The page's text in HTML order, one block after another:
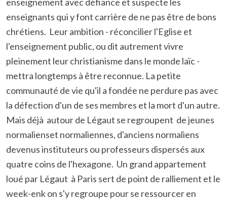
enseignants qui y font carrière de ne pas être de bons
chrétiens. Leur ambition - réconcilier l'Eglise et
l'enseignement public, ou dit autrement vivre
pleinement leur christianisme dans le monde laïc -
mettra longtemps à être reconnue. La petite
communauté de vie qu'il a fondée ne perdure pas avec
la défection d'un de ses membres et la mort d'un autre.
Mais déjà autour de Légaut se regroupent de jeunes
normalienset normaliennes, d'anciens normaliens
devenus instituteurs ou professeurs dispersés aux
quatre coins de l'hexagone. Un grand appartement
loué par Légaut à Paris sert de point de ralliement et le
week-enk on s'y regroupe pour se ressourcer en